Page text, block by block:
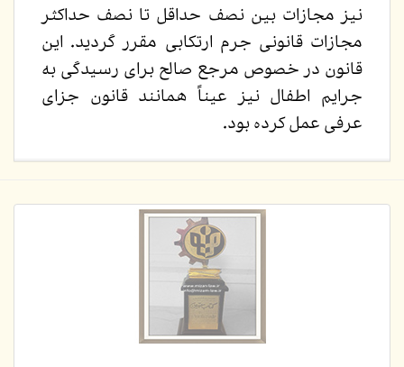
نیز مجازات بین نصف حداقل تا نصف حداکثر
مجازات قانونی جرم ارتکابی مقرر گردید. این
قانون در خصوص مرجع صالح برای رسیدگی به
جرایم اطفال نیز عیناً همانند قانون جزای
عرفی عمل کرده بود.